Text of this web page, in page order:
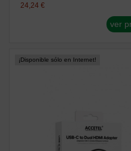
24,24 €
ver
¡Disponible sólo en Internet!